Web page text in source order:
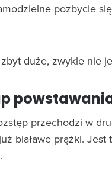
pozbycie
duże, zwykle nie
przechodzi w
białawe prążki.